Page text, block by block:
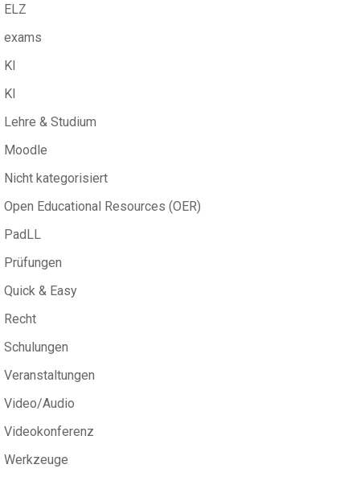
ELZ
exams
KI
KI
Lehre & Studium
Moodle
Nicht kategorisiert
Open Educational Resources (OER)
PadLL
Prüfungen
Quick & Easy
Recht
Schulungen
Veranstaltungen
Video/Audio
Videokonferenz
Werkzeuge